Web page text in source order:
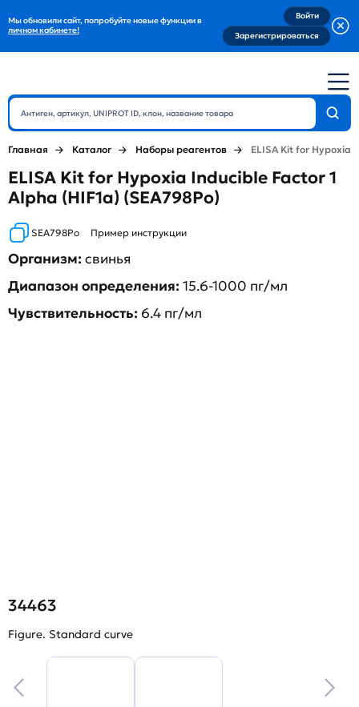
Мы обновили сайт, попробуйте новые функции в
личном кабинете!
Войти
Зарегистрироваться
Главная Каталог Наборы реагентов ELISA Kit for Hypoxia
ELISA Kit for Hypoxia Inducible Factor 1
Alpha (HIF1a) (SEA798Po)
SEA798Po Пример инструкции
Организм:свинья
Диапазон определения:15.6-1000 пг/мл
Чувствительность: 6.4 пг/мл
34463
Figure. Standard curve